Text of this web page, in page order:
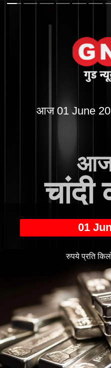
01
आज 01 June
चांदी
रुपये प्रति